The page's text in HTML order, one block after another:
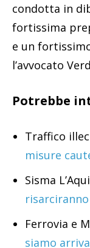
condotta in
fortissima
e un
l’avvocato
Potrebbe
Traffico
misure
Sisma
Ferrovia e
siamo